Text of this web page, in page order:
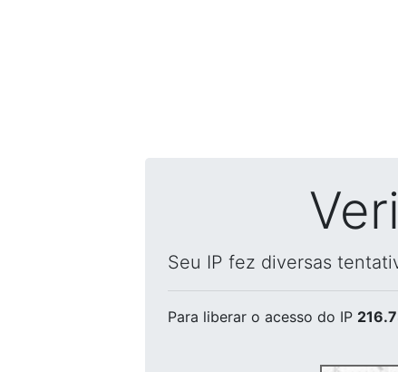
Seu IP fez diversas
Para liberar o acesso do IP